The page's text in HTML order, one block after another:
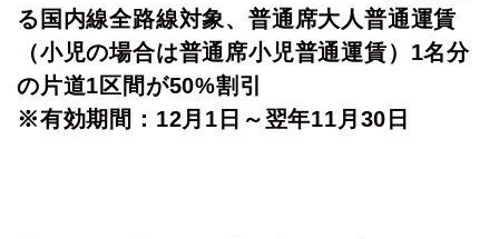
る国内線全路線対象、普通席大人普通運賃
（小児の場合は普通席小児普通運賃）1名分
の片道1区間が50%割引
※有効期間：12月1日～翌年11月30日